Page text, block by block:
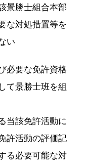
景勝士組合本部
な対処措置等を
い
必要な免許資格
て景勝士班を組
当該免許活動に
許活動の評価記
る必要可能な対